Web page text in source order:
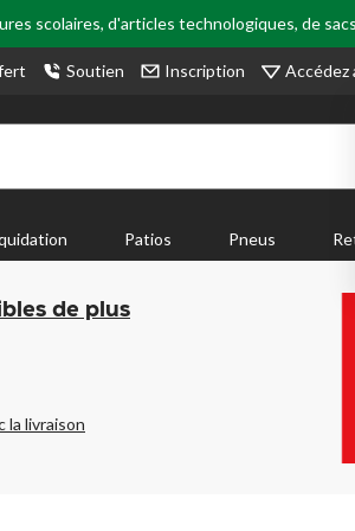
scolaires, d'articles technologiques, de
Soutien Inscription Accédez
Patios Pneus
de plus
la livraison